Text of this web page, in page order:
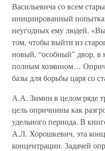
Васильевича со всем
инициированный
неугодных ему людей.
том, чтобы выйти из
новый, “особный” двор, в
полным хозяином…
базы для борьбы царя со
А.А. Зимин в целом ряде
цель опричнины как
удельного периода. В
А.Л. Хорошкевич, эта
концентрации. Задачей